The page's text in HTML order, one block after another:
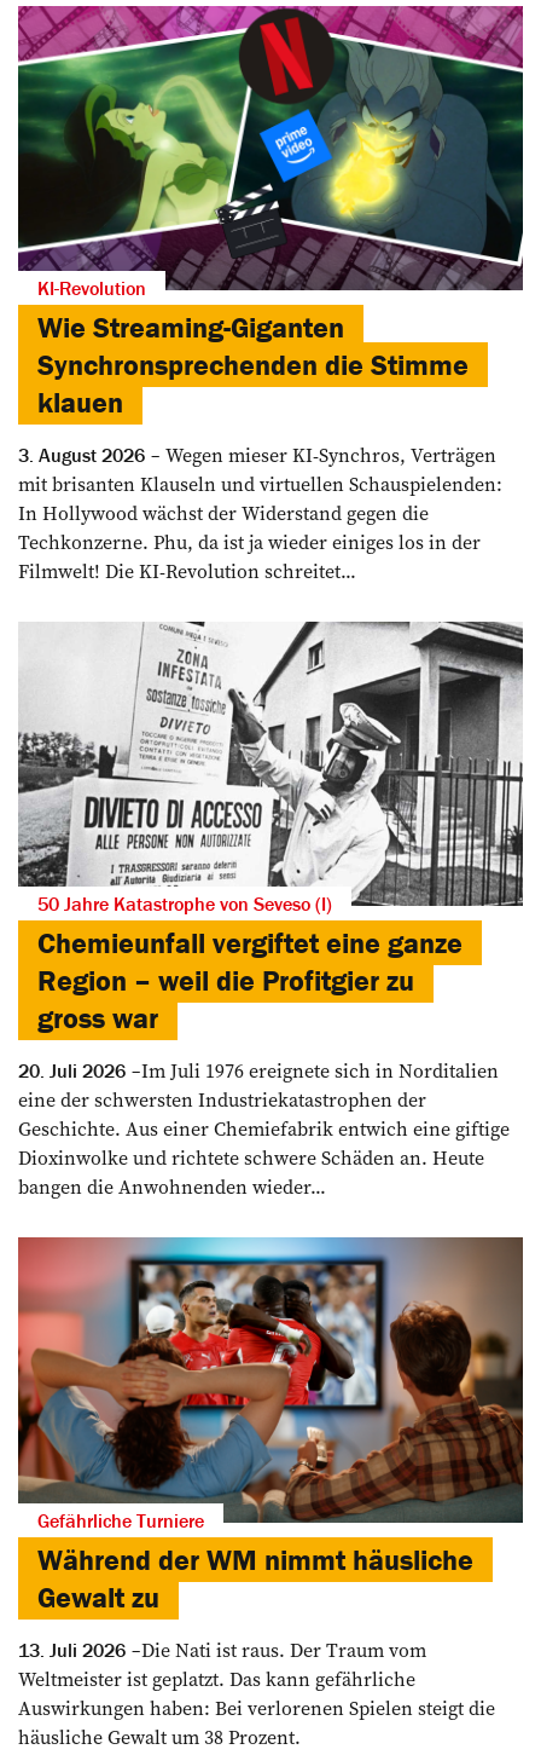
KI-Revolution
Wie Streaming-Giganten
Synchronsprechenden die Stimme
klauen
3. August 2026
Wegen mieser KI-Synchros, Verträgen
mit brisanten Klauseln und virtuellen Schauspielenden:
In Hollywood wächst der Widerstand gegen die
Techkonzerne. Phu, da ist ja wieder einiges los in der
Filmwelt! Die KI-Revolution schreitet...
50 Jahre Katastrophe von Seveso (I)
Chemieunfall vergiftet eine ganze
Region – weil die Profitgier zu
gross war
20. Juli 2026
Im Juli 1976 ereignete sich in Norditalien
eine der schwersten Industriekatastrophen der
Geschichte. Aus einer Chemiefabrik entwich eine giftige
Dioxinwolke und richtete schwere Schäden an. Heute
bangen die Anwohnenden wieder...
Gefährliche Turniere
Während der WM nimmt häusliche
Gewalt zu
13. Juli 2026
Die Nati ist raus. Der Traum vom
Weltmeister ist geplatzt. Das kann gefährliche
Auswirkungen haben: Bei verlorenen Spielen steigt die
häusliche Gewalt um 38 Prozent.